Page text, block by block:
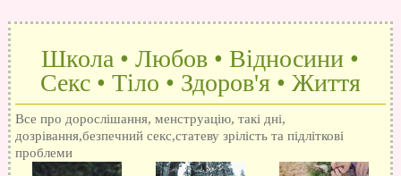
Школа • Любов • Відносини •
Секс • Тіло • Здоров'я • Життя
Все про дорослішання, менструацію, такі дні,
дозрівання,безпечний секс,статеву зрілість та підліткові
проблеми